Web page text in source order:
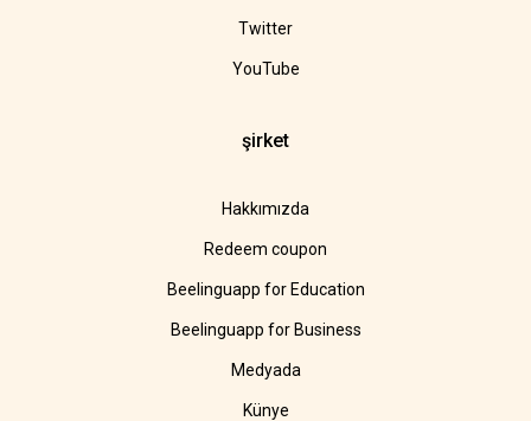
Twitter
YouTube
şirket
Hakkımızda
Redeem coupon
Beelinguapp for Education
Beelinguapp for Business
Medyada
Künye